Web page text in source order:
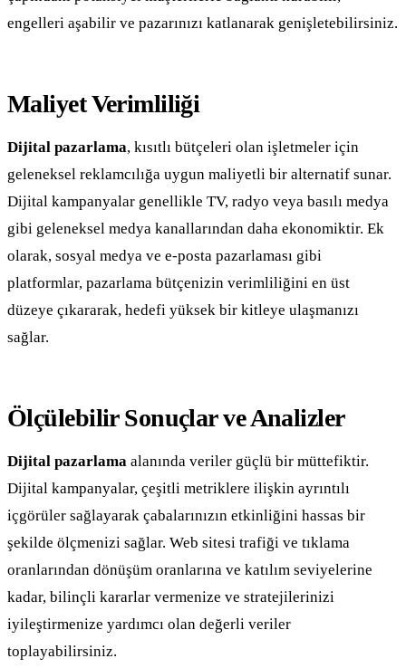
engelleri aşabilir ve pazarınızı katlanarak genişletebilirsiniz.
Maliyet Verimliliği
Dijital pazarlama, kısıtlı bütçeleri olan işletmeler için
geleneksel reklamcılığa uygun maliyetli bir alternatif sunar.
Dijital kampanyalar genellikle TV, radyo veya basılı medya
gibi geleneksel medya kanallarından daha ekonomiktir. Ek
olarak, sosyal medya ve e-posta pazarlaması gibi
platformlar, pazarlama bütçenizin verimliliğini en üst
düzeye çıkararak, hedefi yüksek bir kitleye ulaşmanızı
sağlar.
Ölçülebilir Sonuçlar ve Analizler
Dijital pazarlama alanında veriler güçlü bir müttefiktir.
Dijital kampanyalar, çeşitli metriklere ilişkin ayrıntılı
içgörüler sağlayarak çabalarınızın etkinliğini hassas bir
şekilde ölçmenizi sağlar. Web sitesi trafiği ve tıklama
oranlarından dönüşüm oranlarına ve katılım seviyelerine
kadar, bilinçli kararlar vermenize ve stratejilerinizi
iyileştirmenize yardımcı olan değerli veriler
toplayabilirsiniz.